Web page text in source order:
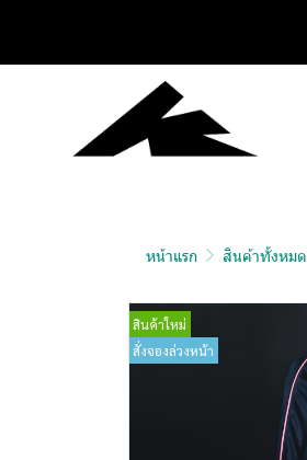
หน้าแรก สินค้าทั้งหมด
สินค้าใหม่
สั่งจองล่วงหน้า